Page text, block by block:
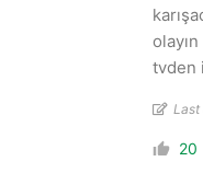
tvden
Last
20